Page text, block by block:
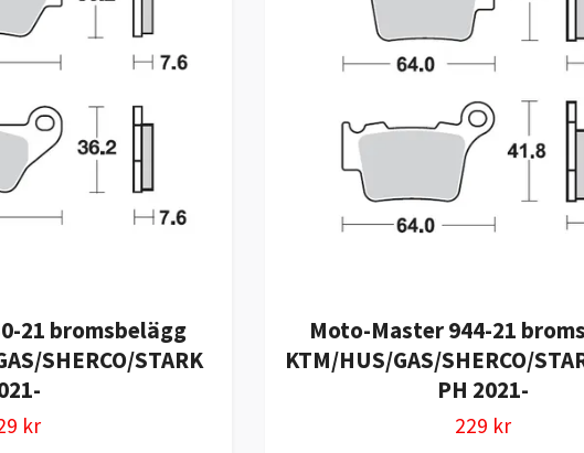
21 bromsbelägg
SHERCO/STARK
kr
Moto-Master 944-21
KTM/HUS/GAS/SHERCO/
PH 2021-
229 kr